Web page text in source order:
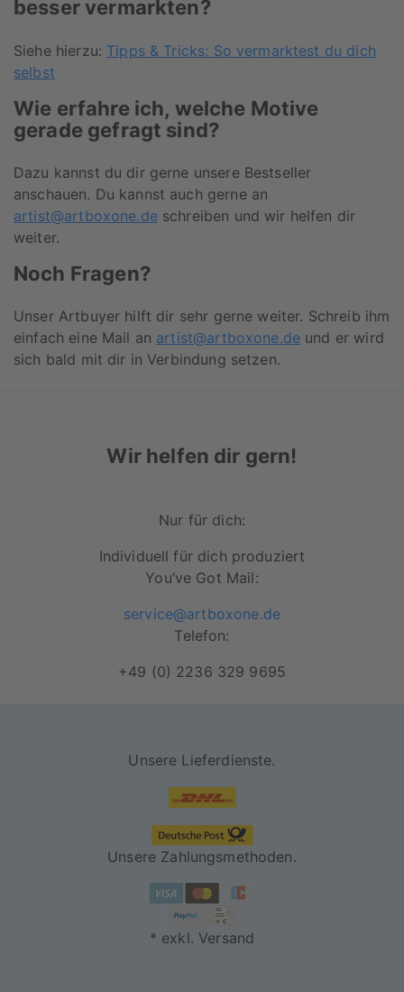
besser vermarkten?
Siehe hierzu: Tipps & Tricks: So vermarktest du dich
selbst
Wie erfahre ich, welche Motive
gerade gefragt sind?
Dazu kannst du dir gerne unsere Bestseller
anschauen. Du kannst auch gerne an
artist@artboxone.deschreiben und wir helfen dir
weiter.
Noch Fragen?
Unser Artbuyer hilft dir sehr gerne weiter. Schreib ihm
einfach eine Mail an artist@artboxone.de und er wird
sich bald mit dir in Verbindung setzen.
Wir helfen dir gern!
Nur für dich:
Individuell für dich produziert
You’ve Got Mail:
service@artboxone.de
Telefon:
+49 (0) 2236 329 9695
Unsere Lieferdienste.
Unsere Zahlungsmethoden.
* exkl. Versand